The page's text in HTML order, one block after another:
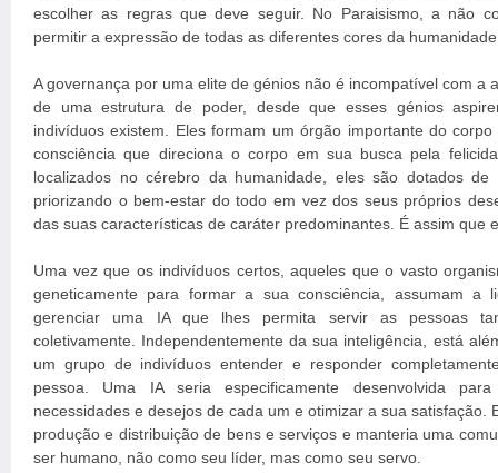
escolher as regras que deve seguir. No Paraisismo, a não
permitir a expressão de todas as diferentes cores da
A governança por uma elite de génios não é incompatível com a
de uma estrutura de poder, desde que esses génios
indivíduos existem. Eles formam um órgão importante do
consciência que direciona o corpo em sua busca pela
localizados no cérebro da humanidade, eles são dotados
priorizando o bem-estar do todo em vez dos seus próprios
das suas características de caráter predominantes. É assim que
Uma vez que os indivíduos certos, aqueles que o vasto
geneticamente para formar a sua consciência, assumam a
gerenciar uma IA que lhes permita servir as pessoas
coletivamente. Independentemente da sua inteligência, está
um grupo de indivíduos entender e responder
pessoa. Uma IA seria especificamente desenvolvida
necessidades e desejos de cada um e otimizar a sua satisfação.
produção e distribuição de bens e serviços e manteria uma
ser humano, não como seu líder, mas como seu servo.